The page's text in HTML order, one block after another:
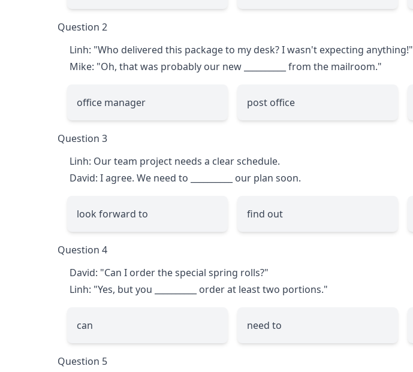
Question 2
Linh: "Who delivered this package to my desk? I wasn't expecting anything!"
Mike: "Oh, that was probably our new
from the mailroom."
office manager post office
Question 3
Linh: Our team project needs a clear schedule.
David: I agree. We need to
our plan soon.
look forward to find out
Question 4
David: "Can I order the special spring rolls?"
Linh: "Yes, but you
order at least two portions."
can need to
Question 5